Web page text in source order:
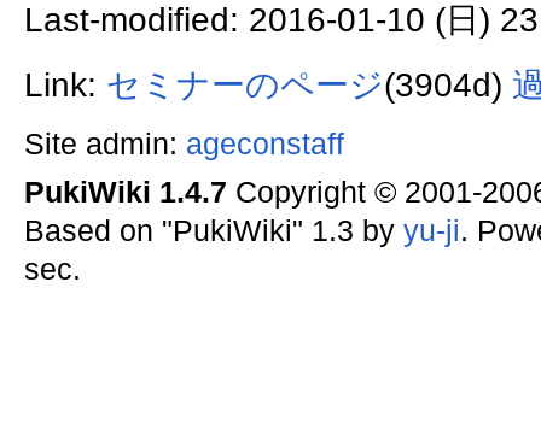
Last-modified: 2016-01-10 (日)
Link: セミナーのページ(3904d)
Site admin: ageconstaff
PukiWiki 1.4.7 Copyright © 2001-
Based on "PukiWiki" 1.3 by yu-ji.
sec.